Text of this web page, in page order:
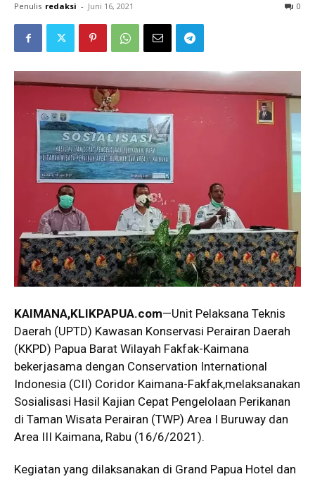
Penulis redaksi - Juni 16, 2021 0
KAIMANA,KLIKPAPUA.com—Unit Pelaksana Teknis
Daerah (UPTD) Kawasan Konservasi Perairan Daerah
(KKPD) Papua Barat Wilayah Fakfak-Kaimana
bekerjasama dengan Conservation International
Indonesia (CII) Coridor Kaimana-Fakfak,melaksanakan
Sosialisasi Hasil Kajian Cepat Pengelolaan Perikanan
di Taman Wisata Perairan (TWP) Area I Buruway dan
Area III Kaimana, Rabu (16/6/2021).
Kegiatan yang dilaksanakan di Grand Papua Hotel dan